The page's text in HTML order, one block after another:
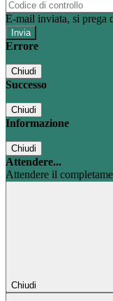
E-mail inviata, si prega
Errore
Chiudi
Successo
Chiudi
Informazione
Chiudi
Attendere...
Attendere il
Chiudi